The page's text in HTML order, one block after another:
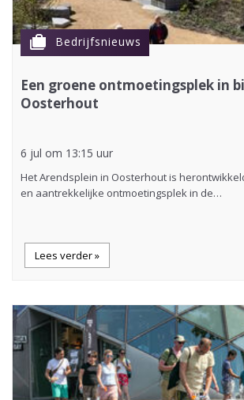
cases Bedrijfsnieuws
Een groene ontmoetingsplek in
Oosterhout
6 jul om 13:15 uur
Het Arendsplein in Oosterhout is
en aantrekkelijke ontmoetingsplek in de…
Lees verder »